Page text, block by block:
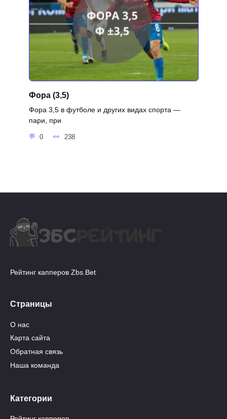
Фора (3,5)
Фора 3,5 в футболе и других видах спорта —
пари, при
0 238
Рейтинг капперов Zbs.Bet
Страницы
О нас
Карта сайта
Обратная связь
Наша команда
Категории